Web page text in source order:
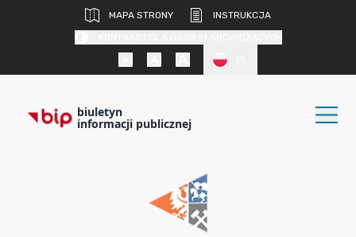
MAPA STRONY
INSTRUKCJA
biuletyn
informacji publicznej